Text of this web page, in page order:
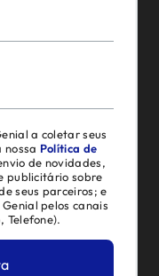
a coletar seus
nossa Política de
de novidades,
publicitário sobre
seus parceiros; e
pelos canais
Telefone).